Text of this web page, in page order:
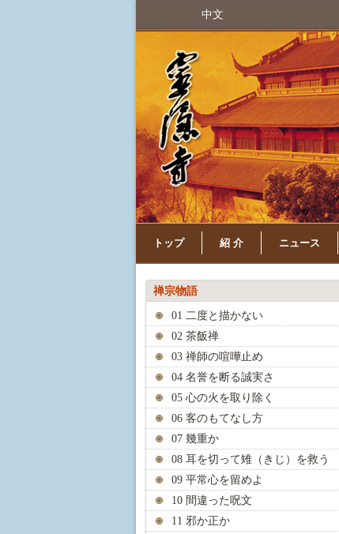
中文
トップ 紹 介 ニュース
禅宗物語
01 二度と描かない
02 茶飯禅
03 禅師の喧嘩止め
04 名誉を断る誠実さ
05 心の火を取り除く
06 客のもてなし方
07 幾重か
08 耳を切って雉（きじ）を救う
09 平常心を留めよ
10 間違った呪文
11 邪か正か